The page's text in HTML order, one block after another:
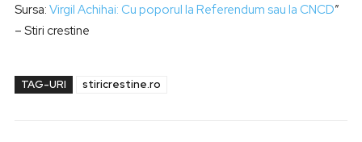
Sursa: Virgil Achihai: Cu poporul la Referendum sau la CNCD”
– Stiri crestine
TAG-URI stiricrestine.ro